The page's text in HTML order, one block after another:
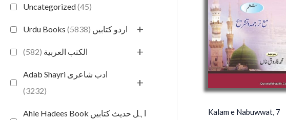
Uncategorized(45)
Urdu Books اردو کتابیں (5838) +
الكتب العربية (582) +
Adab Shayri ادب شاعری
(3232)
+
Ahle Hadees Book اہل حدیث کتابیں
Kalam e Nabuwwat, 7